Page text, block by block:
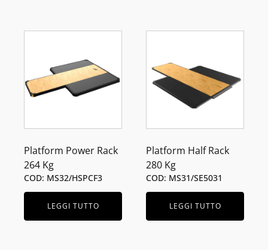
Platform Power Rack
264 Kg
COD: MS32/HSPCF3
LEGGI TUTTO
Platform Half Rack
280 Kg
COD: MS31/SE5031
LEGGI TUTTO